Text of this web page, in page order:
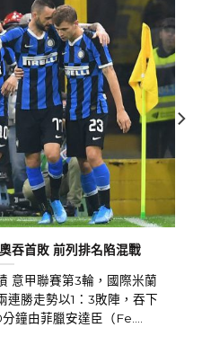
吞首敗 前列排名陷混戰
意甲聯賽第3輪，國際米蘭
勝走勢以1：3敗陣，吞下
鐘由菲臘安達臣（Fe....